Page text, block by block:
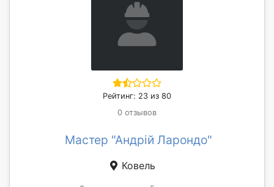
Рейтинг: 23 из 80
0 отзывов
Мастер "Андрій Ларондо"
Ковель